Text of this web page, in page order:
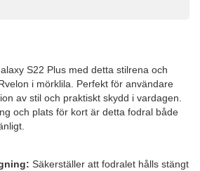
S22 Plus med detta stilrena och
i mörklila. Perfekt för användare
av stil och praktiskt skydd i vardagen.
och plats för kort är detta fodral både
Säkerställer att fodralet hålls stängt